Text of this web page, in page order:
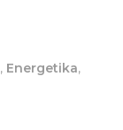
, Energetika,